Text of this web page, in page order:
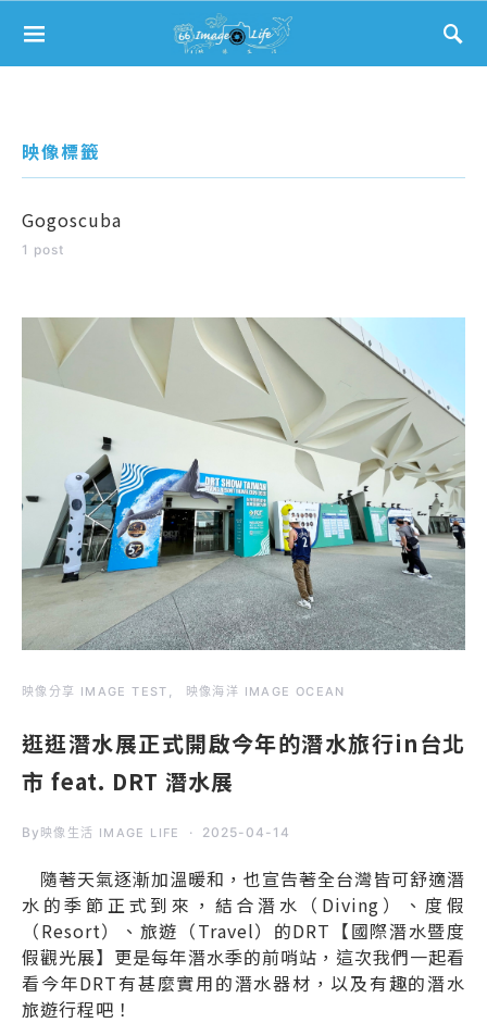
Search for:
映像標籤
Gogoscuba
1 post
映像分享 IMAGE TEST 映像海洋 IMAGE OCEAN
逛逛潛水展正式開啟今年的潛水旅行in台北
市 feat. DRT 潛水展
By 映像生活 IMAGE LIFE 2025-04-14
隨著天氣逐漸加溫暖和，也宣告著全台灣皆可舒適潛
水的季節正式到來，結合潛水（Diving）、度假
（Resort）、旅遊（Travel）的DRT【國際潛水暨度
假觀光展】更是每年潛水季的前哨站，這次我們一起看
看今年DRT有甚麼實用的潛水器材，以及有趣的潛水
旅遊行程吧！